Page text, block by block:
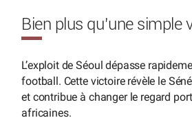
Bien plus qu’une simple
L’exploit de Séoul dépasse
football. Cette victoire révèle le
et contribue à changer le regard
africaines.